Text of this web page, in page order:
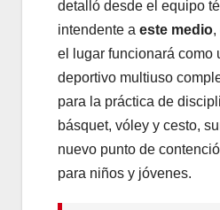
detalló desde el equipo
intendente a este medio,
el lugar funcionará como
deportivo multiuso
para la práctica de
básquet, vóley y cesto,
nuevo punto de
para niños y jóvenes.